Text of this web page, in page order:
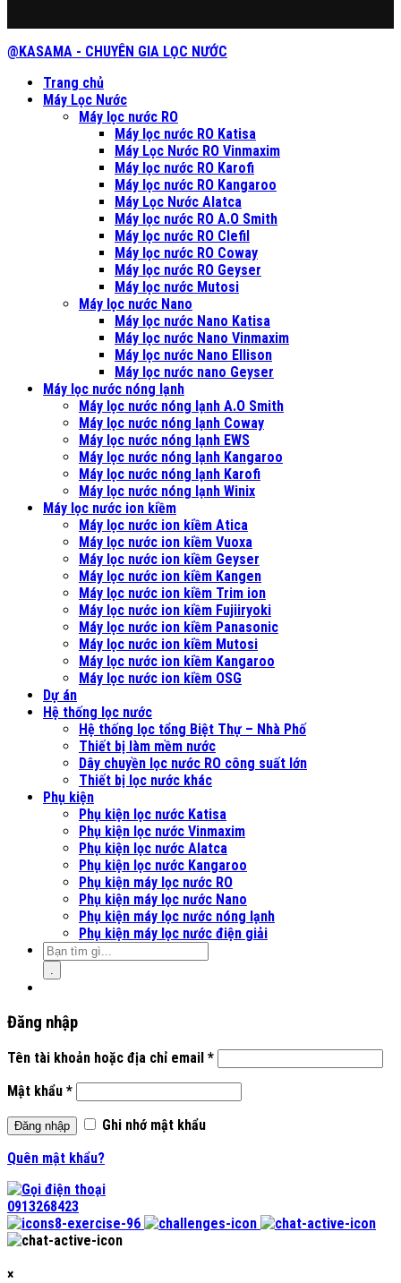
@KASAMA - CHUYÊN GIA LỌC NƯỚC
Trang chủ
Máy Lọc Nước
Máy lọc nước RO
Máy lọc nước RO Katisa
Máy Lọc Nước RO Vinmaxim
Máy lọc nước RO Karofi
Máy lọc nước RO Kangaroo
Máy Lọc Nước Alatca
Máy lọc nước RO A.O Smith
Máy lọc nước RO Clefil
Máy lọc nước RO Coway
Máy lọc nước RO Geyser
Máy lọc nước Mutosi
Máy lọc nước Nano
Máy lọc nước Nano Katisa
Máy lọc nước Nano Vinmaxim
Máy lọc nước Nano Ellison
Máy lọc nước nano Geyser
Máy lọc nước nóng lạnh
Máy lọc nước nóng lạnh A.O Smith
Máy lọc nước nóng lạnh Coway
Máy lọc nước nóng lạnh EWS
Máy lọc nước nóng lạnh Kangaroo
Máy lọc nước nóng lạnh Karofi
Máy lọc nước nóng lạnh Winix
Máy lọc nước ion kiềm
Máy lọc nước ion kiềm Atica
Máy lọc nước ion kiềm Vuoxa
Máy lọc nước ion kiềm Geyser
Máy lọc nước ion kiềm Kangen
Máy lọc nước ion kiềm Trim ion
Máy lọc nước ion kiềm Fujiiryoki
Máy lọc nước ion kiềm Panasonic
Máy lọc nước ion kiềm Mutosi
Máy lọc nước ion kiềm Kangaroo
Máy lọc nước ion kiềm OSG
Dự án
Hệ thống lọc nước
Hệ thống lọc tổng Biệt Thự – Nhà Phố
Thiết bị làm mềm nước
Dây chuyền lọc nước RO công suất lớn
Thiết bị lọc nước khác
Phụ kiện
Phụ kiện lọc nước Katisa
Phụ kiện lọc nước Vinmaxim
Phụ kiện lọc nước Alatca
Phụ kiện lọc nước Kangaroo
Phụ kiện máy lọc nước RO
Phụ kiện máy lọc nước Nano
Phụ kiện máy lọc nước nóng lạnh
Phụ kiện máy lọc nước điện giải
Đăng nhập
Tên tài khoản hoặc địa chỉ email *
Mật khẩu *
Đăng nhập
Ghi nhớ mật khẩu
Quên mật khẩu?
0913268423
×